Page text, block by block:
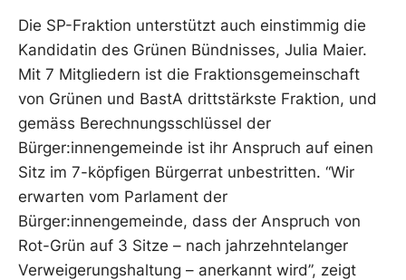
Die SP-Fraktion unterstützt auch einstimmig die
Kandidatin des Grünen Bündnisses, Julia Maier.
Mit 7 Mitgliedern ist die Fraktionsgemeinschaft
von Grünen und BastA drittstärkste Fraktion, und
gemäss Berechnungsschlüssel der
Bürger:innengemeinde ist ihr Anspruch auf einen
Sitz im 7-köpfigen Bürgerrat unbestritten. “Wir
erwarten vom Parlament der
Bürger:innengemeinde, dass der Anspruch von
Rot-Grün auf 3 Sitze – nach jahrzehntelanger
Verweigerungshaltung – anerkannt wird”, zeigt